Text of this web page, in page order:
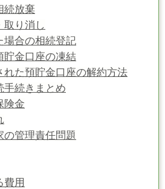
続放棄
取り消し
場合の相続登記
貯金口座の凍結
れた預貯金口座の解約方法
手続きまとめ
険金
の管理責任問題
費用